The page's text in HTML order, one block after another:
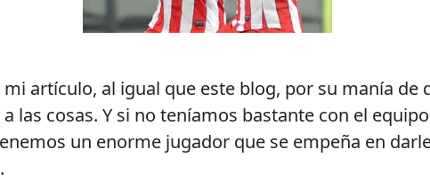
artículo, al igual que este blog, por su manía de
las cosas. Y si no teníamos bastante con el
un enorme jugador que se empeña en